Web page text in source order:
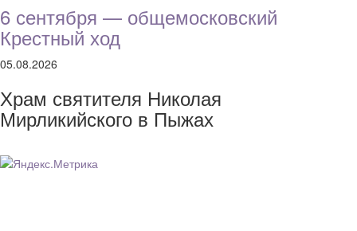
6 сентября — общемосковский
Крестный ход
05.08.2026
Храм святителя Николая
Мирликийского в Пыжах